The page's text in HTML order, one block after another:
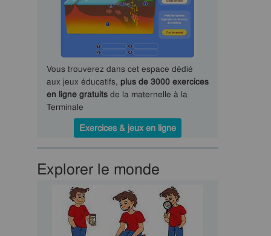
Vous trouverez dans cet espace dédié
aux jeux éducatifs, plus de 3000 exercices
en ligne gratuitsde la maternelle à la
Terminale
Exercices & jeux en ligne
Explorer le monde